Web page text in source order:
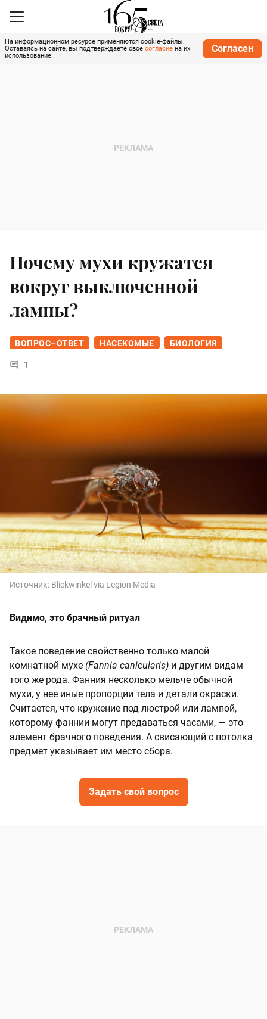
На информационном ресурсе применяются cookie-файлы.
Оставаясь на сайте, вы подтверждаете свое согласие на их
использование.
Согласен
Почему мухи кружатся
вокруг выключенной
лампы?
ВОПРОС–ОТВЕТ НАСЕКОМЫЕ БИОЛОГИЯ
1
Источник: Blickwinkel via Legion Media
Видимо, это брачный ритуал
Такое поведение свойственно только малой
комнатной мухе (Fannia canicularis) и другим видам
того же рода. Фанния несколько мельче обычной
мухи, у нее иные пропорции тела и детали окраски.
Считается, что кружение под люстрой или лампой,
которому фаннии могут предаваться часами, — это
элемент брачного поведения. А свисающий с потолка
предмет указывает им место сбора.
Задать свой вопрос